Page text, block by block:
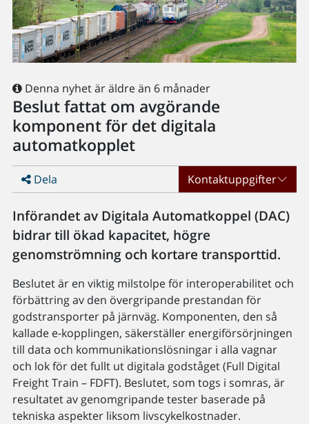
Denna nyhet är äldre än 6 månader
Beslut fattat om avgörande
komponent för det digitala
automatkopplet
Dela Kontaktuppgifter
Införandet av Digitala Automatkoppel (DAC)
bidrar till ökad kapacitet, högre
genomströmning och kortare transporttid.
Beslutet är en viktig milstolpe för interoperabilitet och
förbättring av den övergripande prestandan för
godstransporter på järnväg. Komponenten, den så
kallade e-kopplingen, säkerställer energiförsörjningen
till data och kommunikationslösningar i alla vagnar
och lok för det fullt ut digitala godståget (Full Digital
Freight Train – FDFT). Beslutet, som togs i somras, är
resultatet av genomgripande tester baserade på
tekniska aspekter liksom livscykelkostnader.